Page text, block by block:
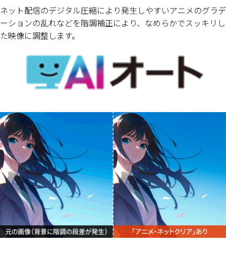
ネット配信のデジタル圧縮により発生しやすいアニメのグラデ
ーションの乱れなどを階調補正により、なめらかでスッキリし
た映像に調整します。